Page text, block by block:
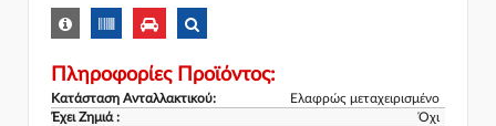
Πληροφορίες Προϊόντος:
Κατάσταση Ανταλλακτικού:
Ελαφρώς μεταχειρισμένο
Έχει Ζημιά :
Όχι